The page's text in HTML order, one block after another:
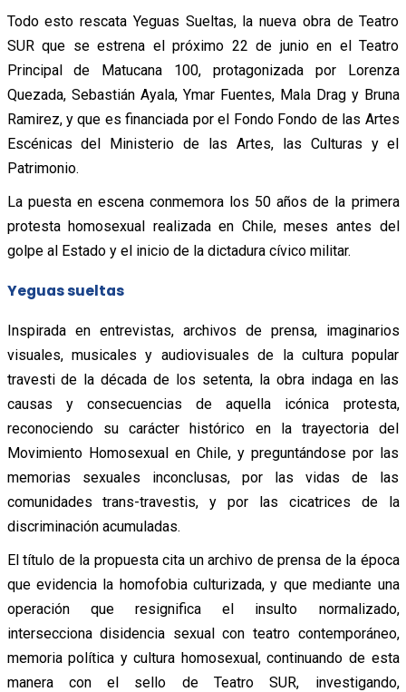
Todo esto rescata Yeguas Sueltas, la nueva obra de Teatro
SUR que se estrena el próximo 22 de junio en el Teatro
Principal de Matucana 100, protagonizada por Lorenza
Quezada, Sebastián Ayala, Ymar Fuentes, Mala Drag y Bruna
Ramirez, y que es financiada por el Fondo Fondo de las Artes
Escénicas del Ministerio de las Artes, las Culturas y el
Patrimonio.
La puesta en escena conmemora los 50 años de la primera
protesta homosexual realizada en Chile, meses antes del
golpe al Estado y el inicio de la dictadura cívico militar.
Yeguas sueltas
Inspirada en entrevistas, archivos de prensa, imaginarios
visuales, musicales y audiovisuales de la cultura popular
travesti de la década de los setenta, la obra indaga en las
causas y consecuencias de aquella icónica protesta,
reconociendo su carácter histórico en la trayectoria del
Movimiento Homosexual en Chile, y preguntándose por las
memorias sexuales inconclusas, por las vidas de las
comunidades trans-travestis, y por las cicatrices de la
discriminación acumuladas.
El título de la propuesta cita un archivo de prensa de la época
que evidencia la homofobia culturizada, y que mediante una
operación que resignifica el insulto normalizado,
intersecciona disidencia sexual con teatro contemporáneo,
memoria política y cultura homosexual, continuando de esta
manera con el sello de Teatro SUR, investigando,